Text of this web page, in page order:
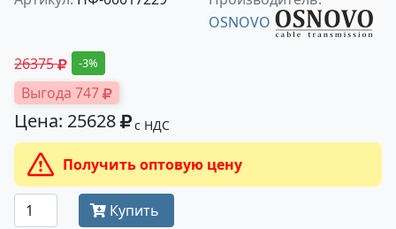
OSNOVO
26375 -3%
Выгода 747
Цена: 25628 с НДС
Получить оптовую цену
Купить